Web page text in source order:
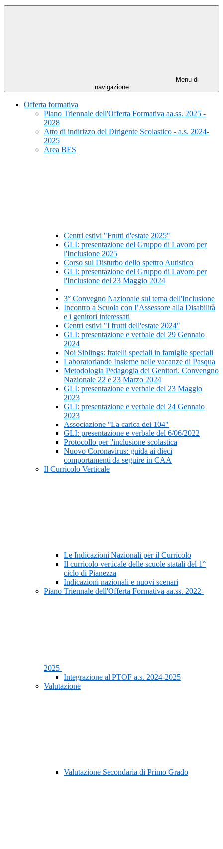
Menu di
navigazione
Offerta formativa
Piano Triennale dell'Offerta Formativa aa.ss. 2025 -
2028
Atto di indirizzo del Dirigente Scolastico - a.s. 2024-
2025
Area BES
Centri estivi "Frutti d'estate 2025"
GLI: presentazione del Gruppo di Lavoro per
l'Inclusione 2025
Corso sul Disturbo dello spettro Autistico
GLI: presentazione del Gruppo di Lavoro per
l'Inclusione del 23 Maggio 2024
3° Convegno Nazionale sul tema dell'Inclusione
Incontro a Scuola con l’Assessore alla Disabilità
e i genitori interessati
Centri estivi "I frutti dell'estate 2024"
GLI: presentazione e verbale del 29 Gennaio
2024
Noi Siblings: fratelli speciali in famiglie speciali
Laboratoriando Insieme nelle vacanze di Pasqua
Metodologia Pedagogia dei Genitori. Convengno
Nazionale 22 e 23 Marzo 2024
GLI: presentazione e verbale del 23 Maggio
2023
GLI: presentazione e verbale del 24 Gennaio
2023
Associazione "La carica dei 104"
GLI: presentazione e verbale del 6/06/2022
Protocollo per l'inclusione scolastica
Nuovo Coronavirus: guida ai dieci
comportamenti da seguire in CAA
Il Curricolo Verticale
Le Indicazioni Nazionali per il Curricolo
Il curricolo verticale delle scuole statali del 1°
ciclo di Pianezza
Indicazioni nazionali e nuovi scenari
Piano Triennale dell'Offerta Formativa aa.ss. 2022-
2025
Integrazione al PTOF a.s. 2024-2025
Valutazione
Valutazione Secondaria di Primo Grado